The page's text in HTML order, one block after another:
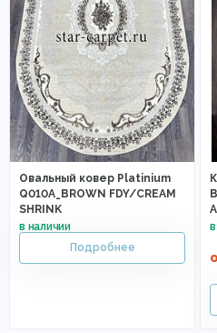
Овальный ковер Platinium
Q010A_BROWN FDY/CREAM
SHRINK